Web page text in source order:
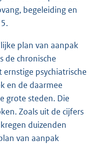
begeleiding en
plan van aanpak
de chronische
psychiatrische
en de daarmee
grote steden. Die
Zoals uit de cijfers
duizenden
van aanpak